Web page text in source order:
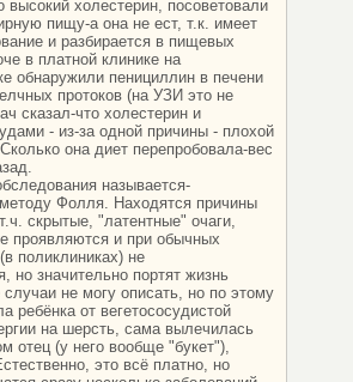
высокий холестерин, посоветовали
пищу-а она не ест, т.к. имеет
и разбирается в пищевых
в платной клинике на
обнаружили пенициллин в печени
протоков (на УЗИ это не
сказал-что холестерин и
- из-за одной причины - плохой
она диет перепробовала-вес
называется-
методу Фолля. Находятся причины
скрытые, "латентные" очаги,
проявляются и при обычных
поликлиниках) не
но значительно портят жизнь
не могу описать, но по этому
ребёнка от вегетососудистой
на шерсть, сама вылечилась
отец (у него вообще "букет"),
это всё платно, но